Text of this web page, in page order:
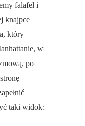
falafel i
knajpce
który
w
po
taki widok: